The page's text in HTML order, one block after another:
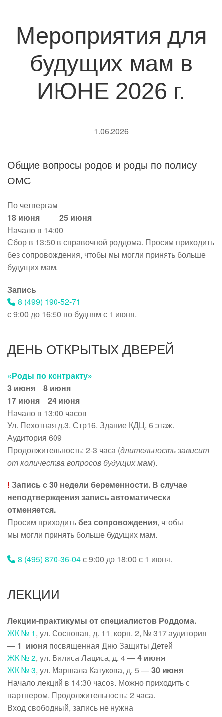
Мероприятия для
будущих мам в
ИЮНЕ 2026 г.
1.06.2026
Общие вопросы родов и роды по полису
ОМС
По четвергам
18 июня 25 июня
Начало в 14:00
Сбор в 13:50 в справочной роддома. Просим приходить
без сопровождения, чтобы мы могли принять больше
будущих мам.
Запись
8 (499) 190-52-71
с 9:00 до 16:50 по будням с 1 июня.
ДЕНЬ ОТКРЫТЫХ ДВЕРЕЙ
«Роды по контракту»
3 июня 8 июня
17 июня 24 июня
Начало в 13:00 часов
Ул. Пехотная д.3. Стр16. Здание КДЦ, 6 этаж.
Аудитория 609
Продолжительность: 2-3 часа (длительность зависит
от количества вопросов будущих мам).
! Запись с 30 недели беременности. В случае
неподтверждения запись автоматически
отменяется.
Просим приходитьбез сопровождения, чтобы
мы могли принять больше будущих мам.
8 (495) 870-36-04с 9:00 до 18:00 с 1 июня.
ЛЕКЦИИ
Лекции-практикумы от специалистов Роддома.
ЖК № 1, ул. Сосновая, д. 11, корп. 2, № 317 аудитория
— 1 июня посвященная Дню Защиты Детей
ЖК № 2, ул. Вилиса Лациса, д. 4 —4 июня
ЖК № 3, ул. Маршала Катукова, д. 5 —30 июня
Начало лекций в 14:30 часов. Можно приходить с
партнером. Продолжительность: 2 часа.
Вход свободный, запись не нужна